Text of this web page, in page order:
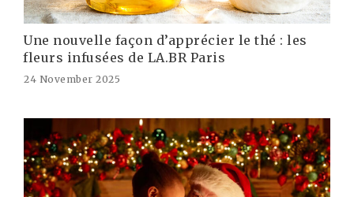
Une nouvelle façon d’apprécier le thé : les
fleurs infusées de LA.BR Paris
24 November 2025